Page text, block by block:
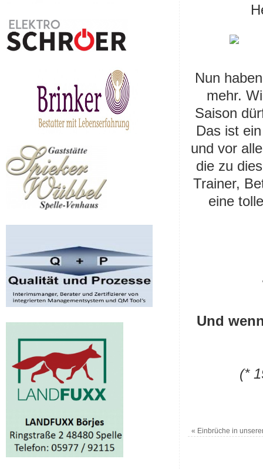
Nun
mehr.
Saison
Das ist
und vor
die zu
Trainer,
eine
Und
(*
« Einbrüche in